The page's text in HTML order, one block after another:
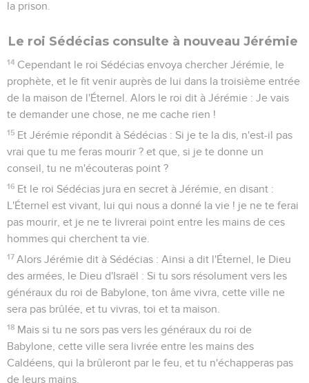
la prison.
Le roi Sédécias consulte à nouveau Jérémie
14 Cependant le roi Sédécias envoya chercher Jérémie, le
prophète, et le fit venir auprès de lui dans la troisième entrée
de la maison de l'Éternel. Alors le roi dit à Jérémie : Je vais
te demander une chose, ne me cache rien !
15 Et Jérémie répondit à Sédécias : Si je te la dis, n'est-il pas
vrai que tu me feras mourir ? et que, si je te donne un
conseil, tu ne m'écouteras point ?
16 Et le roi Sédécias jura en secret à Jérémie, en disant :
L'Éternel est vivant, lui qui nous a donné la vie ! je ne te ferai
pas mourir, et je ne te livrerai point entre les mains de ces
hommes qui cherchent ta vie.
17 Alors Jérémie dit à Sédécias : Ainsi a dit l'Éternel, le Dieu
des armées, le Dieu d'Israël : Si tu sors résolument vers les
généraux du roi de Babylone, ton âme vivra, cette ville ne
sera pas brûlée, et tu vivras, toi et ta maison.
18 Mais si tu ne sors pas vers les généraux du roi de
Babylone, cette ville sera livrée entre les mains des
Caldéens, qui la brûleront par le feu, et tu n'échapperas pas
de leurs mains.